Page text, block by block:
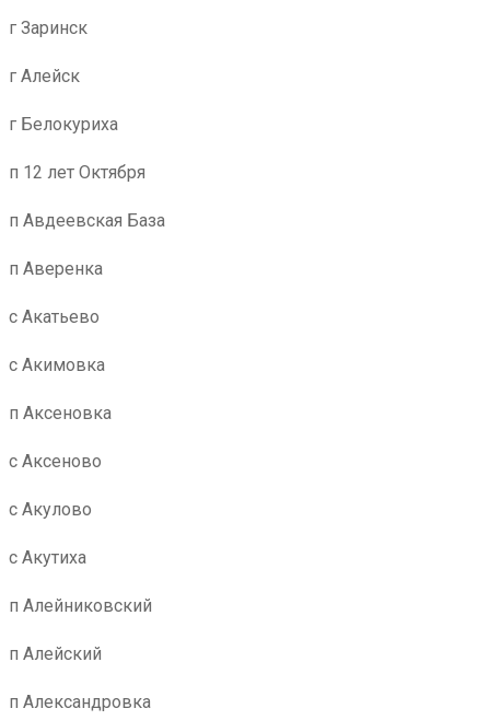
г Заринск
г Алейск
г Белокуриха
п 12 лет Октября
п Авдеевская База
п Аверенка
с Акатьево
с Акимовка
п Аксеновка
с Аксеново
с Акулово
с Акутиха
п Алейниковский
п Алейский
п Александровка